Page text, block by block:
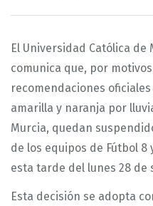
El Universidad Católica de
comunica que, por
recomendaciones
amarilla y naranja por
Murcia, quedan
de los equipos de Fútbol 8
esta tarde del lunes 28 de
Esta decisión se adopta